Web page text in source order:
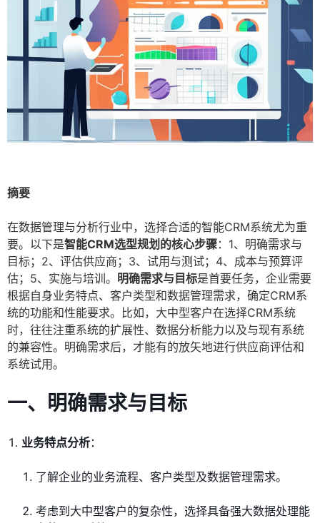
摘要
在数据管理与分析行业中，选择合适的智能CRM系统尤为重
要。以下是智能CRM选型规划的核心步骤：1、明确需求与
目标；2、评估供应商；3、试用与测试；4、成本与预算评
估；5、实施与培训。 明确需求与目标是首要任务，企业需要
根据自身业务特点、客户类型和数据管理需求，确定CRM系
统的功能和性能要求。比如，大中型客户在选择CRM系统
时，往往注重系统的扩展性、数据分析能力以及与现有系统
的兼容性。明确需求后，才能有的放矢地进行供应商评估和
系统试用。
一、明确需求与目标
业务特点分析：
了解企业的业务流程、客户类型及数据管理需求。
考虑到大中型客户的复杂性，选择具备强大数据处理能